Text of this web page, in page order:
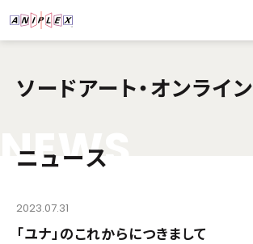
ソードアート・オンライン
NEWS
ニュース
2023.07.31
「ユナ」のこれからにつきまして